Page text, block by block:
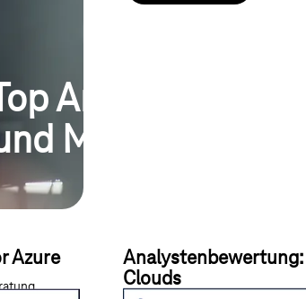
Microsoft
Azure
Clouds